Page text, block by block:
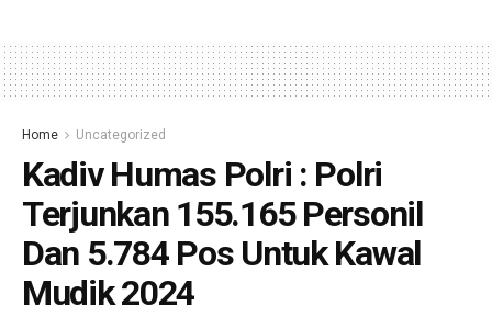
Home Uncategorized
Kadiv Humas Polri : Polri
Terjunkan 155.165 Personil
Dan 5.784 Pos Untuk Kawal
Mudik 2024